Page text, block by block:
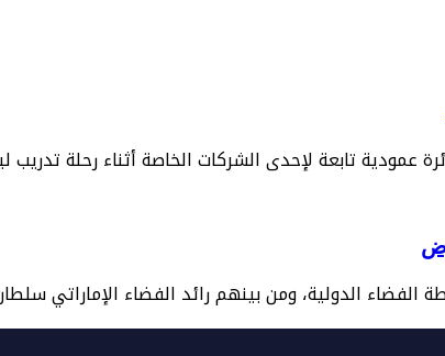
عمودية تابعة لإحدى الشركات الخاصة أثناء رحلة تدريب